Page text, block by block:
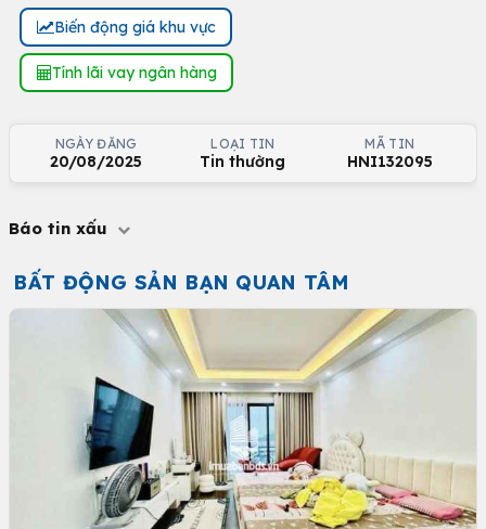
Biến động giá khu vực
Tính lãi vay ngân hàng
NGÀY ĐĂNG
20/08/2025
LOẠI TIN
Tin thường
MÃ TIN
HNI132095
Báo tin xấu
BẤT ĐỘNG SẢN BẠN QUAN TÂM